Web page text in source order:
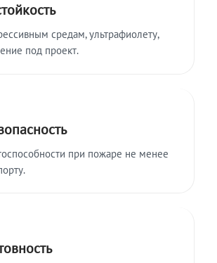
средам, ультрафиолету,
под проект.
при пожаре не менее